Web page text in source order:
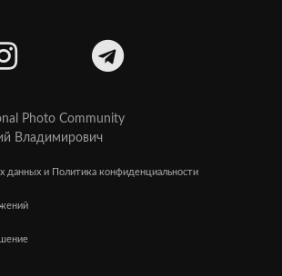
Photo Community
Владимирович
данных и Политика конфиденциальности